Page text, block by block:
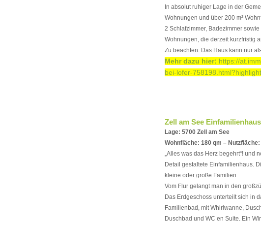
In absolut ruhiger Lage in der
Wohnungen und über 200 m²
2 Schlafzimmer, Badezimmer
Wohnungen, die derzeit kurzfristig
Zu beachten: Das Haus kann nur
Mehr dazu hier: https://
bei-lofer-758198.html?highlight
Zell am See
Lage: 5700 Zell am See
Wohnfläche: 180 qm – Nutzfläche:
„Alles was das Herz begehrt“! und
Detail gestaltete Einfamilienhaus.
kleine oder große Familien.
Vom Flur gelangt man in den
Das Erdgeschoss unterteilt sich in
Familienbad, mit Whirlwanne,
Duschbad und WC en Suite. Ein